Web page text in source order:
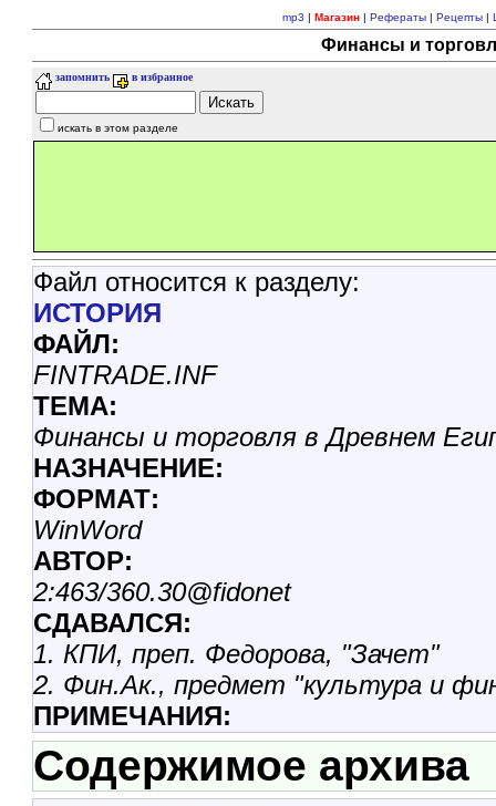
mp3 | Магазин| Рефераты| Рецепты|
Финансы и
запомнить в избранное
искать в этом разделе
Файл относится к разделу:
ИСТОРИЯ
ФАЙЛ:
FINTRADE.INF
ТЕМА:
Финансы и торговля в Древнем
НАЗНАЧЕНИЕ:
ФОРМАТ:
WinWord
АВТОР:
2:463/360.30@fidonet
СДАВАЛСЯ:
1. КПИ, преп. Федорова, "Зачет"
2. Фин.Ак., предмет "культура и
ПРИМЕЧАНИЯ:
Содержимое архива